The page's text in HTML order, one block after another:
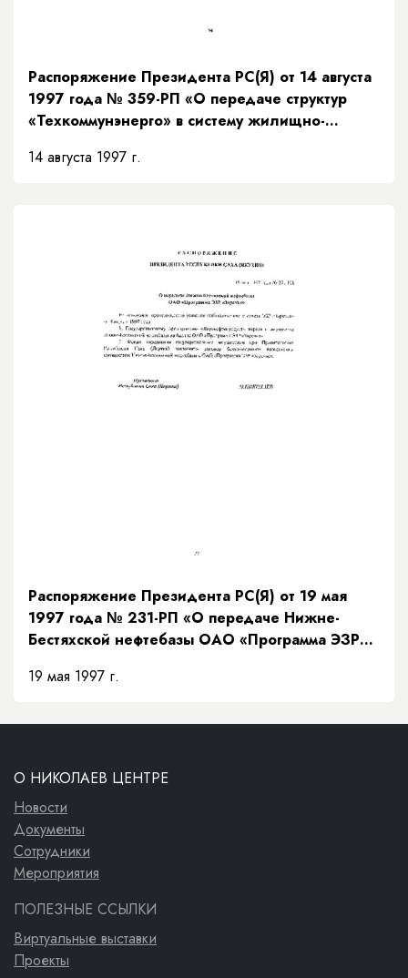
Распоряжение Президента РС(Я) от 14 августа
1997 года № 359-РП «О передаче структур
«Техкоммунэнерго» в систему жилищно-
14 августа 1997 г.
Распоряжение Президента РС(Я) от 19 мая
1997 года № 231-РП «О передаче Нижне-
Бестяхской нефтебазы ОАО «Программа ЭЗР
19 мая 1997 г.
О НИКОЛАЕВ ЦЕНТРЕ
Новости
Документы
Сотрудники
Мероприятия
ПОЛЕЗНЫЕ ССЫЛКИ
Виртуальные выставки
Проекты